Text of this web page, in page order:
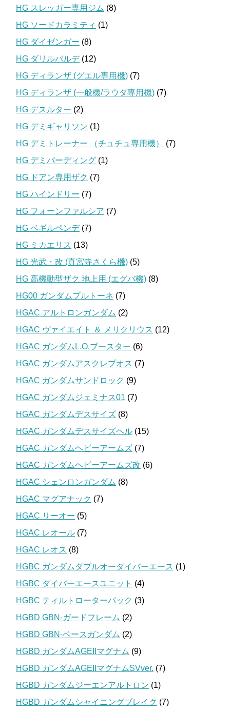
HG スレッガー専用ジム (8)
HG ソードカラミティ (1)
HG ダイゼンガー (8)
HG ダリルバルデ(12)
HG ディランザ (グエル専用機) (7)
HG ディランザ (一般機/ラウダ専用機) (7)
HG デスルター (2)
HG デミギャリソン (1)
HG デミトレーナー （チュチュ専用機）
(7)
HG デミバーディング (1)
HG ドアン専用ザク (7)
HG ハインドリー (7)
HG フォーンファルシア (7)
HG ベギルペンデ(7)
HG ミカエリス (13)
HG 光武・改 (真宮寺さくら機) (5)
HG 高機動型ザク 地上用 (エグバ機) (8)
HG00 ガンダムプルトーネ (7)
HGAC アルトロンガンダム (2)
HGAC ヴァイエイト ＆ メリクリウス (12)
HGAC ガンダムL.O.ブースター (6)
HGAC ガンダムアスクレプオス (7)
HGAC ガンダムサンドロック (9)
HGAC ガンダムジェミナス01 (7)
HGAC ガンダムデスサイズ (8)
HGAC ガンダムデスサイズヘル (15)
HGAC ガンダムヘビーアームズ (7)
HGAC ガンダムヘビーアームズ改 (6)
HGAC シェンロンガンダム (8)
HGAC マグアナック (7)
HGAC リーオー (5)
HGAC レオール (7)
HGAC レオス (8)
HGBC ガンダムダブルオーダイバーエース (1)
HGBC ダイバーエースユニット (4)
HGBC ティルトローターパック (3)
HGBD GBN-ガードフレーム (2)
HGBD GBN-ベースガンダム (2)
HGBD ガンダムAGEIIマグナム (9)
HGBD ガンダムAGEIIマグナムSVver. (7)
HGBD ガンダムジーエンアルトロン (1)
HGBD ガンダムシャイニングブレイク (7)